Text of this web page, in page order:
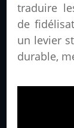
traduire
de
un levier
durable,